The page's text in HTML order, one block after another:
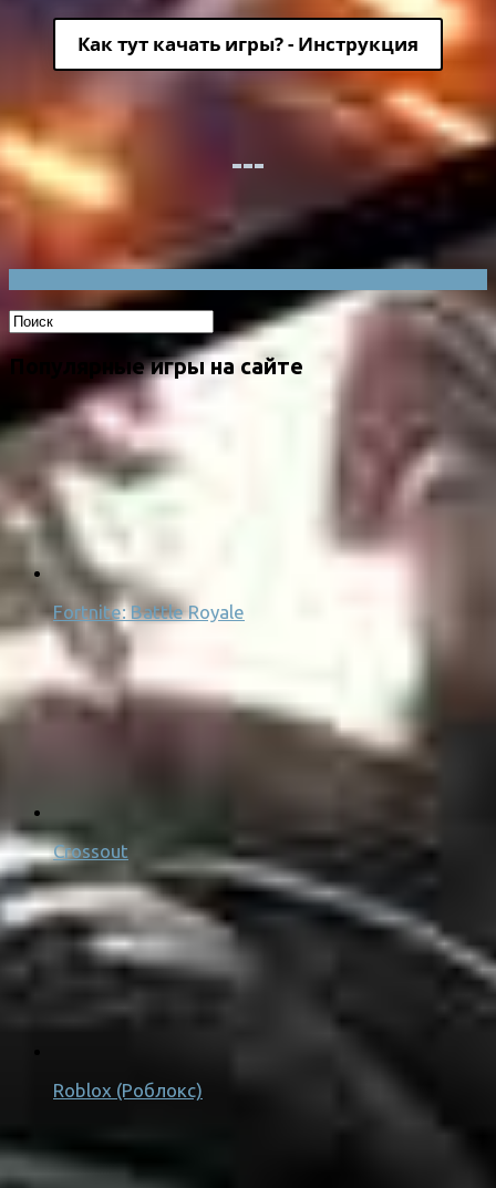
Как тут качать игры? - Инструкция
Популярные игры на сайте
Fortnite: Battle Royale
Crossout
Roblox (Роблокс)